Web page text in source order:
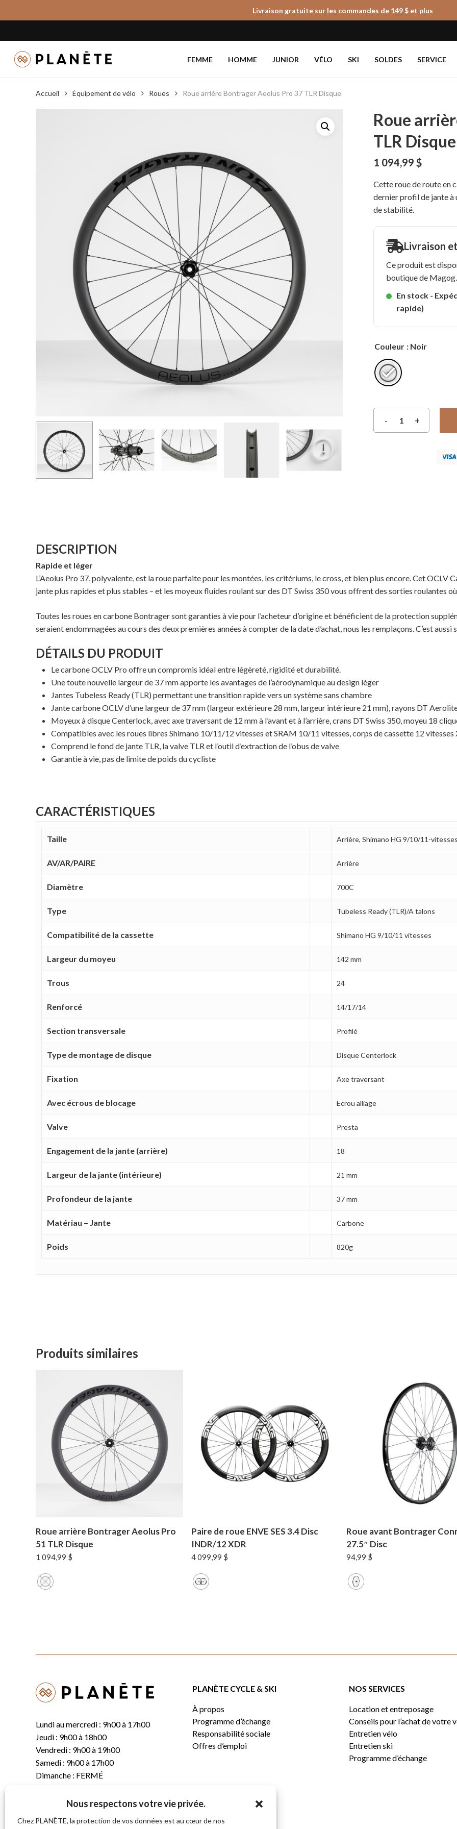
Nous respectons votre vie privée.
Chez PLANÈTE, la protection de vos données est au cœur de nos
to
content
Livraison gratuite sur les commandes de 149 $ et plus
FEMME HOMME JUNIOR VÉLO SKI SOLDES SERVICE
Accueil Équipement de vélo Roues Roue arrière Bontrager Aeolus Pro 37 TLR Disque
Roue
TLR Disque
1 094,99$
Cette roue de route en
dernier profil de jante à
de stabilité.
Livraison
Ce produit est
boutique de Magog.
En stock -
rapide)
Couleur : Noir
DESCRIPTION
Rapide et léger
L’Aeolus Pro 37, polyvalente, est la roue parfaite pour les montées, les critériums, le cross, et bien plus encore. Cet
jante plus rapides et plus stables – et les moyeux fluides roulant sur des DT Swiss 350 vous offrent des sorties roulantes
Toutes les roues en carbone Bontrager sont garanties à vie pour l’acheteur d’origine et bénéficient de la protection
seraient endommagées au cours des deux premières années à compter de la date d’achat, nous les remplaçons. C’est aussi
DÉTAILS DU PRODUIT
Le carbone OCLV Pro offre un compromis idéal entre légèreté, rigidité et durabilité.
Une toute nouvelle largeur de 37 mm apporte les avantages de l’aérodynamique au design léger
Jantes Tubeless Ready (TLR) permettant une transition rapide vers un système sans chambre
Jante carbone OCLV d’une largeur de 37 mm (largeur extérieure 28 mm, largeur intérieure 21 mm), rayons DT
Moyeux à disque Centerlock, avec axe traversant de 12 mm à l’avant et à l’arrière, crans DT Swiss 350, moyeu 18
Compatibles avec les roues libres Shimano 10/11/12 vitesses et SRAM 10/11 vitesses, corps de cassette 12
Comprend le fond de jante TLR, la valve TLR et l’outil d’extraction de l’obus de valve
Garantie à vie, pas de limite de poids du cycliste
CARACTÉRISTIQUES
Taille Arrière, Shimano HG 9/10/11-vitesses
AV/AR/PAIRE Arrière
Diamètre 700C
Type Tubeless Ready (TLR)/A talons
Compatibilité de la cassette Shimano HG 9/10/11 vitesses
Largeur du moyeu 142 mm
Trous 24
Renforcé 14/17/14
Section transversale Profilé
Type de montage de disque Disque Centerlock
Fixation Axe traversant
Avec écrous de blocage Ecrou alliage
Valve Presta
Engagement de la jante (arrière) 18
Largeur de la jante (intérieure) 21 mm
Profondeur de la jante 37 mm
Matériau – Jante Carbone
Poids 820g
Produits similaires
Roue arrière Bontrager Aeolus Pro
51 TLR Disque
1 094,99 $
Paire de roue ENVE SES 3.4 Disc
INDR/12 XDR
4 099,99 $
Roue avant Bontrager
27.5″ Disc
94,99 $
Lundi au mercredi : 9h00 à 17h00
Jeudi : 9h00 à 18h00
Vendredi : 9h00 à 19h00
Samedi : 9h00 à 17h00
Dimanche : FERMÉ
(819) 843-8356
C. info@planete.co
PLANÈTE CYCLE & SKI
À propos
Programme d’échange
Responsabilité sociale
Offres d’emploi
NOS SERVICES
Location et entreposage
Conseils pour l’achat de votre
Entretien vélo
Entretien ski
Programme d’échange